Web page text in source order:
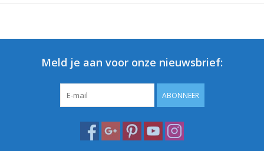
Meld je aan voor onze nieuwsbrief:
ABONNEER